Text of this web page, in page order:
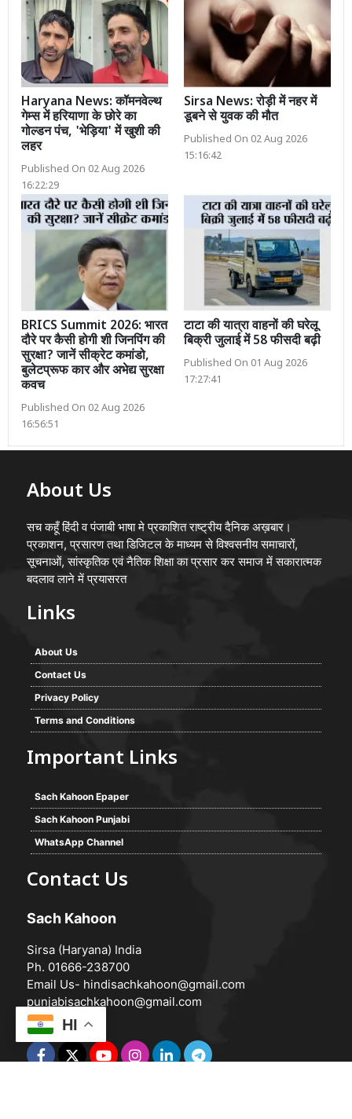
Haryana News: कॉमनवेल्थ
गेम्स में हरियाणा के छोरे का
गोल्डन पंच, 'भेड़िया' में खुशी की
लहर
Published On 02 Aug 2026
16:22:29
Sirsa News: रोड़ी में नहर में
डूबने से युवक की मौत
Published On 02 Aug 2026
15:16:42
BRICS Summit 2026: भारत
दौरे पर कैसी होगी शी जिनपिंग की
सुरक्षा? जानें सीक्रेट कमांडो,
बुलेटप्रूफ कार और अभेद्य सुरक्षा
कवच
Published On 02 Aug 2026
16:56:51
टाटा की यात्रा वाहनों की घरेलू
बिक्री जुलाई में 58 फीसदी बढ़ी
Published On 01 Aug 2026
17:27:41
About Us
सच कहूँ हिंदी व पंजाबी भाषा मे प्रकाशित राष्ट्रीय दैनिक अख़बार।
प्रकाशन, प्रसारण तथा डिजिटल के माध्यम से विश्वसनीय समाचारों,
सूचनाओं, सांस्कृतिक एवं नैतिक शिक्षा का प्रसार कर समाज में सकारात्मक
बदलाव लाने में प्रयासरत
Links
About Us
Contact Us
Privacy Policy
Terms and Conditions
Important Links
Sach Kahoon Epaper
Sach Kahoon Punjabi
WhatsApp Channel
Contact Us
Sach Kahoon
Sirsa (Haryana) India
Ph. 01666-238700
Email Us- hindisachkahoon@gmail.com
punjabisachkahoon@gmail.com
HI